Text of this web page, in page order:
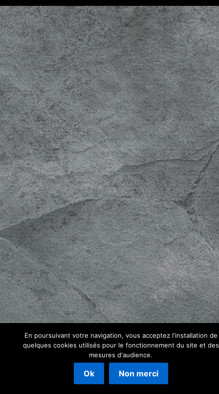
En poursuivant votre navigation, vous acceptez l'installation de
quelques cookies utilisés pour le fonctionnement du site et des
mesures d'audience.
Ok Non merci